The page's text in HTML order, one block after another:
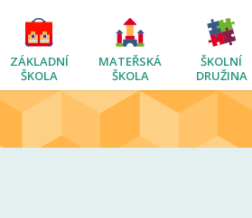
ZÁKLADNÍ
ŠKOLA
MATEŘSKÁ
ŠKOLA
ŠKOLNÍ
DRUŽINA